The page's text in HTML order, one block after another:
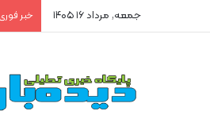
جمعه, مرداد ۱۶ ۱۴۰۵ خبر فوری